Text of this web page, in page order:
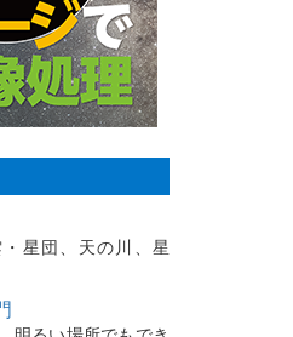
星団、天の川、星